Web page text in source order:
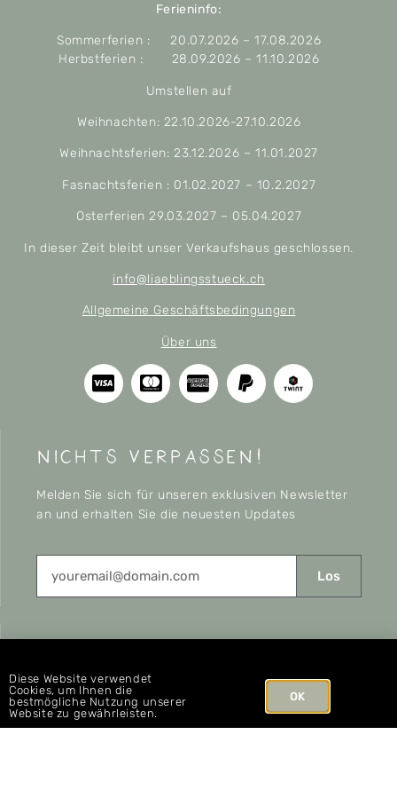
Ferieninfo:
Sommerferien : 20.07.2026 – 17.08.2026
Herbstferien : 28.09.2026 – 11.10.2026
Umstellen auf
Weihnachten: 22.10.2026-27.10.2026
Weihnachtsferien: 23.12.2026 – 11.01.2027
Fasnachtsferien : 01.02.2027 – 10.2.2027
Osterferien 29.03.2027 – 05.04.2027
In dieser Zeit bleibt unser Verkaufshaus geschlossen.
info@liaeblingsstueck.ch
Allgemeine Geschäftsbedingungen
Über uns
nichts verpassen!
Melden Sie sich für unseren exklusiven Newsletter
an und erhalten Sie die neuesten Updates
Los
CONNECT
Diese Website verwendet
Cookies, um Ihnen die
bestmögliche Nutzung unserer
Website zu gewährleisten.
OK